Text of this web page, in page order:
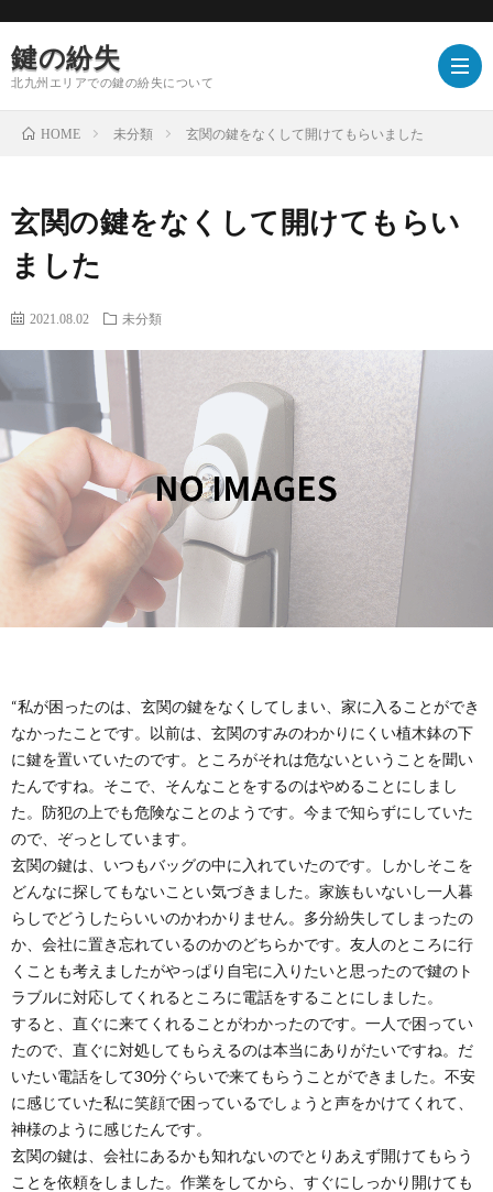
鍵の紛失
北九州エリアでの鍵の紛失について
HOME 未分類 玄関の鍵をなくして開けてもらいました
玄関の鍵をなくして開けてもらい
ました
2021.08.02 未分類
“私が困ったのは、玄関の鍵をなくしてしまい、家に入ることができ
なかったことです。以前は、玄関のすみのわかりにくい植木鉢の下
に鍵を置いていたのです。ところがそれは危ないということを聞い
たんですね。そこで、そんなことをするのはやめることにしまし
た。防犯の上でも危険なことのようです。今まで知らずにしていた
ので、ぞっとしています。
玄関の鍵は、いつもバッグの中に入れていたのです。しかしそこを
どんなに探してもないことい気づきました。家族もいないし一人暮
らしでどうしたらいいのかわかりません。多分紛失してしまったの
か、会社に置き忘れているのかのどちらかです。友人のところに行
くことも考えましたがやっぱり自宅に入りたいと思ったので鍵のト
ラブルに対応してくれるところに電話をすることにしました。
すると、直ぐに来てくれることがわかったのです。一人で困ってい
たので、直ぐに対処してもらえるのは本当にありがたいですね。だ
いたい電話をして30分ぐらいで来てもらうことができました。不安
に感じていた私に笑顔で困っているでしょうと声をかけてくれて、
神様のように感じたんです。
玄関の鍵は、会社にあるかも知れないのでとりあえず開けてもらう
ことを依頼をしました。作業をしてから、すぐにしっかり開けても